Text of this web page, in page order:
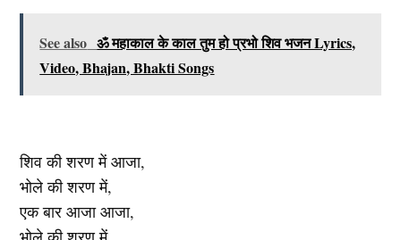
See also ॐ महाकाल के काल तुम हो प्रभो शिव भजन Lyrics,
Video, Bhajan, Bhakti Songs
शिव की शरण में आजा,
भोले की शरण में,
एक बार आजा आजा,